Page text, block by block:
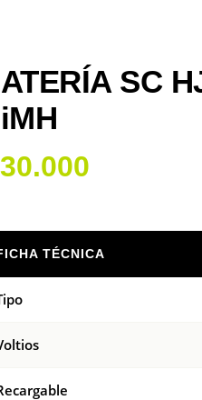
SC
30.000
TÉCNICA